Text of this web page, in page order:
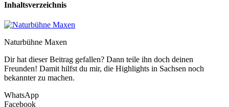
Inhaltsverzeichnis
Naturbühne Maxen
Dir hat dieser Beitrag gefallen? Dann teile ihn doch deinen
Freunden! Damit hilfst du mir, die Highlights in Sachsen noch
bekannter zu machen.
WhatsApp
Facebook